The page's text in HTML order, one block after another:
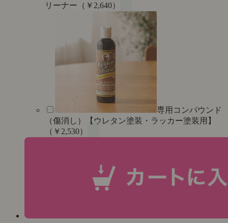
リーナー（￥2,640）
専用コンパウンド
（傷消し）【ウレタン塗装・ラッカー塗装用】
（￥2,530）